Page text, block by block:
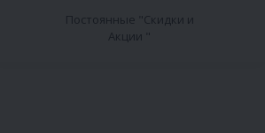
Постоянные "Скидки и
Акции "